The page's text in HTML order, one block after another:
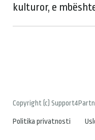
kulturor, e
Copyright (c)
Politika privatnosti